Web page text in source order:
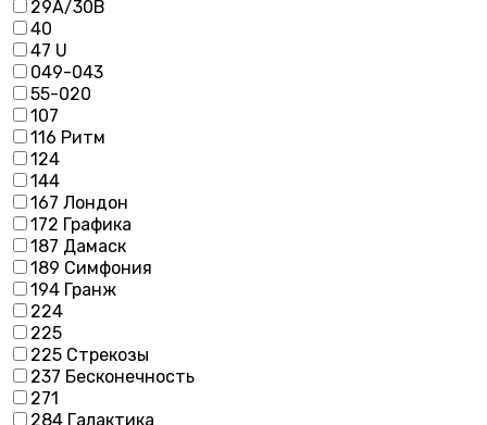
29А/30В
40
47 U
049-043
55-020
107
116 Ритм
124
144
167 Лондон
172 Графика
187 Дамаск
189 Симфония
194 Гранж
224
225
225 Стрекозы
237 Бесконечность
271
284 Галактика